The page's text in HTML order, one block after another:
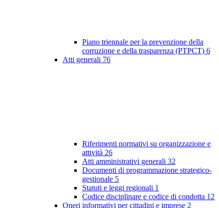
Piano triennale per la prevenzione della
corruzione e della trasparenza (PTPCT) 6
Atti generali 76
Riferimenti normativi su organizzazione e
attività 26
Atti amministrativi generali 32
Documenti di programmazione strategico-
gestionale 5
Statuti e leggi regionali 1
Codice disciplinare e codice di condotta 12
Oneri informativi per cittadini e imprese 2